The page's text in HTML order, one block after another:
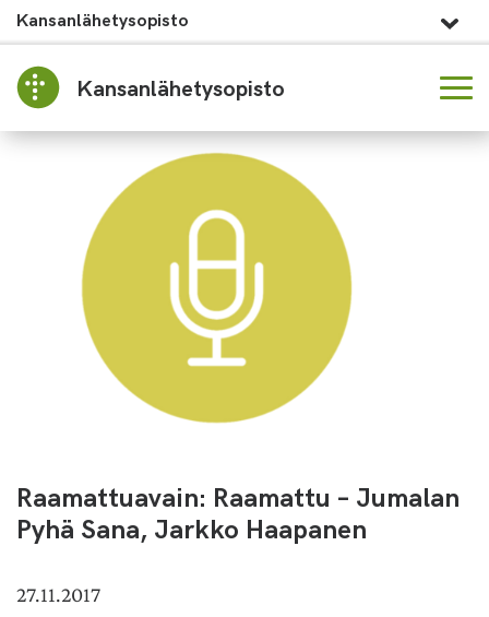
Kansanlähetysopisto
Kansanlähetysopisto
Raamattuavain: Raamattu – Jumalan
Pyhä Sana, Jarkko Haapanen
27.11.2017